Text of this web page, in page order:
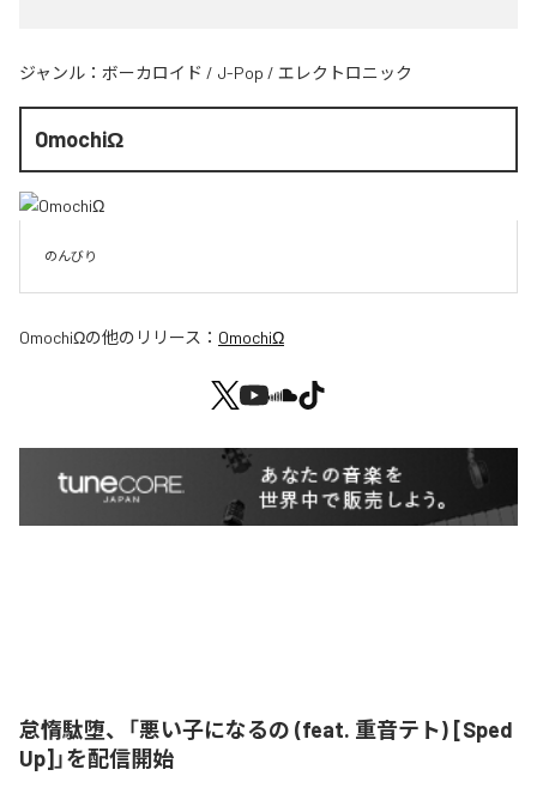
ジャンル： ボーカロイド / J-Pop / エレクトロニック
OmochiΩ
のんびり
OmochiΩの他のリリース： OmochiΩ
怠惰駄堕、「悪い子になるの (feat. 重音テト) [Sped
Up]」を配信開始